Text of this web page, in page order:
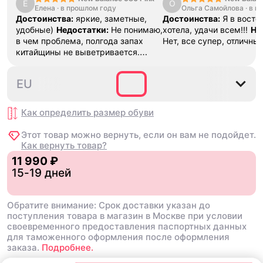
Е
Елена · в прошлом году
Достоинства: яркие, заметные,
удобные) Недостатки: Не понимаю,
в чем проблема, полгода запах
китайщины не выветривается.
За свои
деньги вполне норм.
О Ольга Самойлова · в
Достоинства: Я в
хотела, удачи всем!!!
Нет, все супер,
38.5
EU
Как определить размер обуви
Этот товар можно вернуть, если он вам не подойдет.
Как вернуть товар?
11 990 ₽
15-19 дней
Обратите внимание: Срок доставки указан до
поступления товара в магазин в Москве при условии
своевременного предоставления паспортных данных
для таможенного оформления после оформления
заказа. Подробнее.